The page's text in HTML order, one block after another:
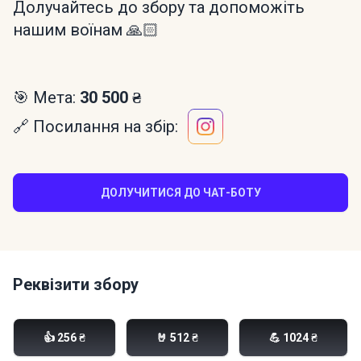
Долучайтесь до збору та допоможіть
нашим воїнам 🙏🏻
🎯 Мета: 30 500 ₴
🔗 Посилання на збір:
ДОЛУЧИТИСЯ ДО ЧАТ-БОТУ
Реквізити збору
Моно банка:
send.monobank.ua/jar/hBTZ7edM1
👍 256 ₴ 🤘 512 ₴ 💪 1024 ₴